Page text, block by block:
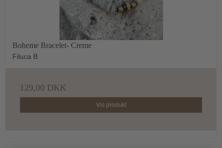
Boheme Bracelet- Creme
Filuca B
129,00 DKK
Vis produkt